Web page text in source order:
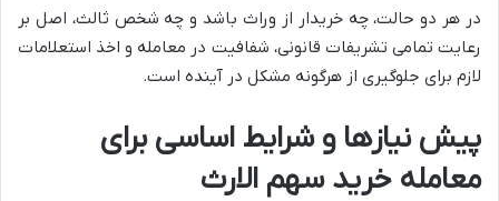
در هر دو حالت، چه خریدار از وراث باشد و چه شخص ثالث، اصل بر
رعایت تمامی تشریفات قانونی، شفافیت در معامله و اخذ استعلامات
لازم برای جلوگیری از هرگونه مشکل در آینده است.
پیش نیازها و شرایط اساسی برای
معامله خرید سهم الارث